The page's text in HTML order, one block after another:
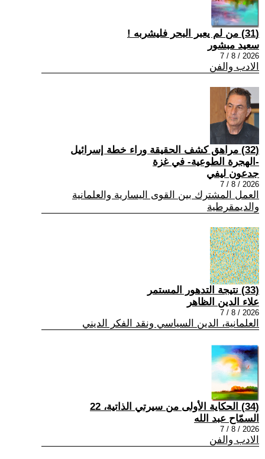
(31) من لم يعبر البحر فليشربه !
سعيد مبشور
2026 / 8 / 7
الادب والفن
(32) مراهق كشف الحقيقة وراء خطة إسرائيل
-الهجرة الطوعية- في غزة
جدعون ليفي
2026 / 8 / 7
العمل المشترك بين القوى اليسارية والعلمانية
والديمقرطية
(33) نتيجة التدهور المستمر
علاء الدين الظاهر
2026 / 8 / 7
العلمانية، الدين السياسي ونقد الفكر الديني
(34) الحكاية الأولى من سيرتي الذاتية، 22
السمّاح عبد الله
2026 / 8 / 7
الادب والفن